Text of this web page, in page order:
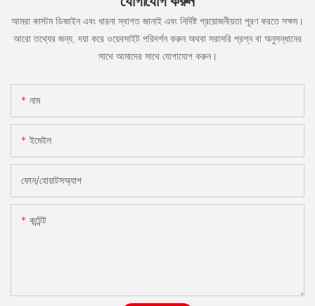
আমরা কাস্টম ডিজাইন এবং ধারনা স্বাগত জানাই এবং নির্দিষ্ট প্রয়োজনীয়তা পূরণ করতে সক্ষম।
আরো তথ্যের জন্য, দয়া করে ওয়েবসাইট পরিদর্শন করুন অথবা সরাসরি প্রশ্ন বা অনুসন্ধানের
সাথে আমাদের সাথে যোগাযোগ করুন।
নাম
ইমেইল
ফোন/হোয়াটসঅ্যাপ
কন্টেন্ট